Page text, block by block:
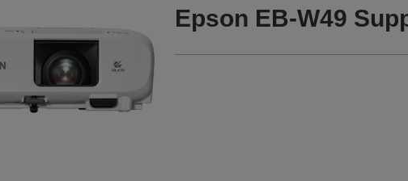
Epson EB-W49